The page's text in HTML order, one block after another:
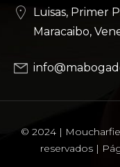
Luisas, Primer
Maracaibo,
© 2024 |
reservados |